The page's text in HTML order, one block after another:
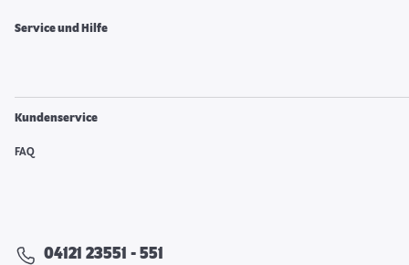
Service und Hilfe
Kundenservice
FAQ
04121 23551 - 551